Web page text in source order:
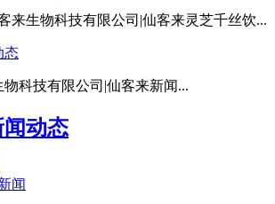
来生物科技有限公司|仙客来灵芝千丝饮...
态
科技有限公司|仙客来新闻...
动态
闻